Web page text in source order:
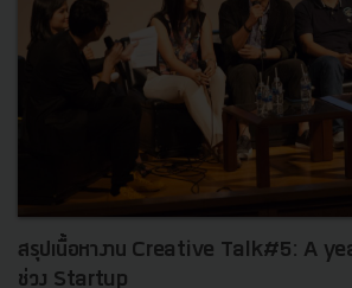
สรุปเนื้อหางาน Creative Talk#5: A
ช่วง Startup